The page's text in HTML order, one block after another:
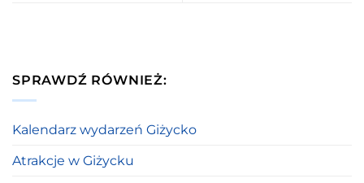
SPRAWDŹ RÓWNIEŻ:
Kalendarz wydarzeń Giżycko
Atrakcje w Giżycku